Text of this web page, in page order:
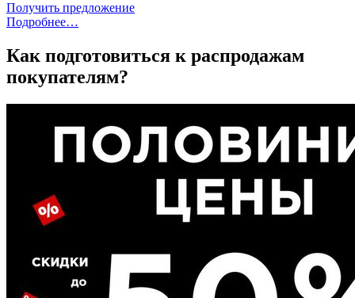
Получить предложение
Подробнее…
Как подготовиться к распродажам
покупателям?